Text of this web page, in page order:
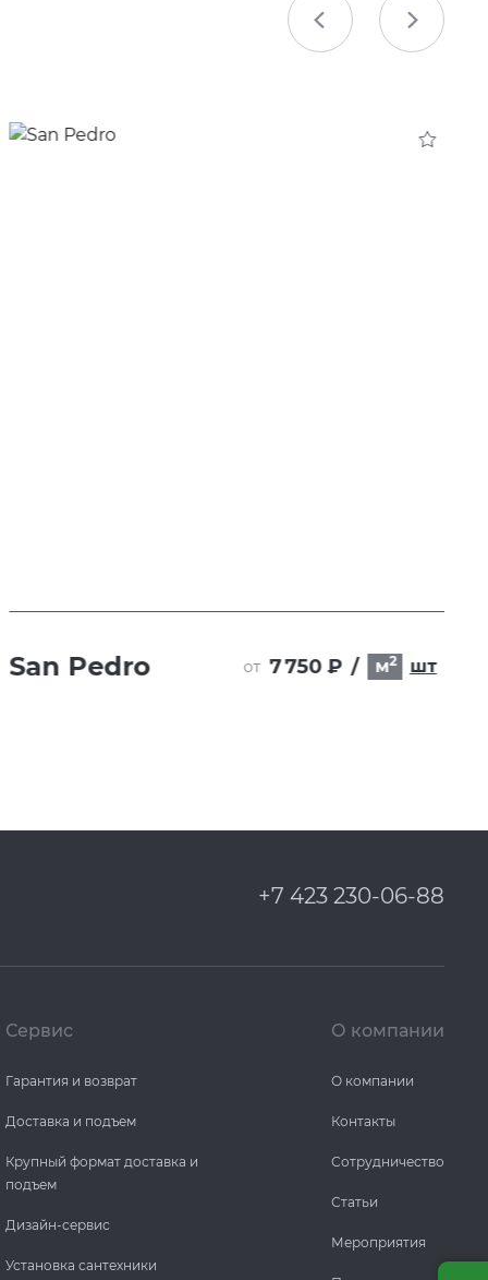
San Pedro от 7 750 ₽ / м2 шт
+7 423 230-06-88
Сервис
Гарантия и возврат
Доставка и подъем
Крупный формат доставка и
подъем
Дизайн-сервис
Установка сантехники
О компании
О компании
Контакты
Сотрудничество
Статьи
Мероприятия